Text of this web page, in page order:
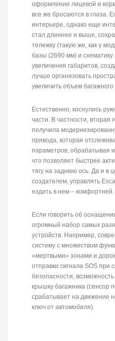
оформление лицевой и
все же бросаются в глаза.
интерьере, однако еще
стал длиннее и выше,
тележку (такую же, как у
базы (2690 мм) и схематику
увеличения габаритов,
лучше организовать
увеличить объем
Естественно, коснулись
части. В частности, вторая
получила
привода, которая
параметров, обрабатывая
что позволяет быстрее
тягу на заднюю ось. Да и в
создателем, управлять
ездить в нем – комфортней.
Если говорить об
огромный набор самых
устройств. Например,
систему с множеством
«мертвыми» зонами и
отправки сигнала SOS при
безопасности,
крышку багажника (сенсор
срабатывает на движение
ключ от автомобиля).